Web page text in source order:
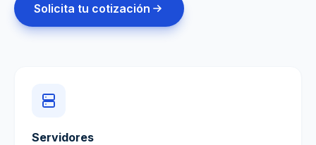
Solicita tu cotización
Servidores